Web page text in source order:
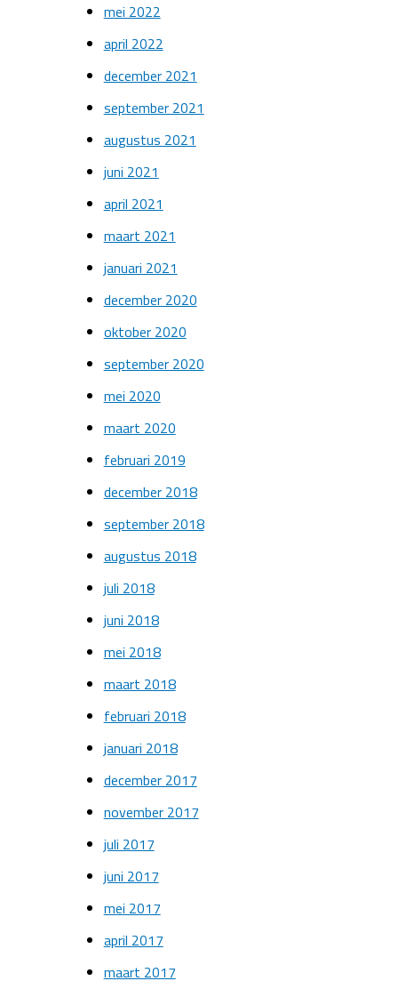
mei 2022
april 2022
december 2021
september 2021
augustus 2021
juni 2021
april 2021
maart 2021
januari 2021
december 2020
oktober 2020
september 2020
mei 2020
maart 2020
februari 2019
december 2018
september 2018
augustus 2018
juli 2018
juni 2018
mei 2018
maart 2018
februari 2018
januari 2018
december 2017
november 2017
juli 2017
juni 2017
mei 2017
april 2017
maart 2017